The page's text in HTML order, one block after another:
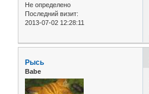
Не определено
Последний визит:
2013-07-02 12:28:11
Рысь
Babe